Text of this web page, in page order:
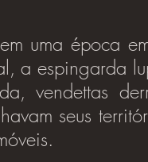
uma época
a espingarda
vendettas
seus